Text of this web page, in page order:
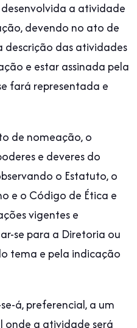
a atividade
devendo no ato de
das atividades
e estar assinada pela
fará representada e
de nomeação, o
e deveres do
o Estatuto, o
e o Código de Ética e
vigentes e
se para a Diretoria ou
tema e pela indicação
á, preferencial, a um
onde a atividade será